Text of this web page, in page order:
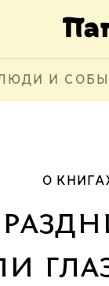
И
О